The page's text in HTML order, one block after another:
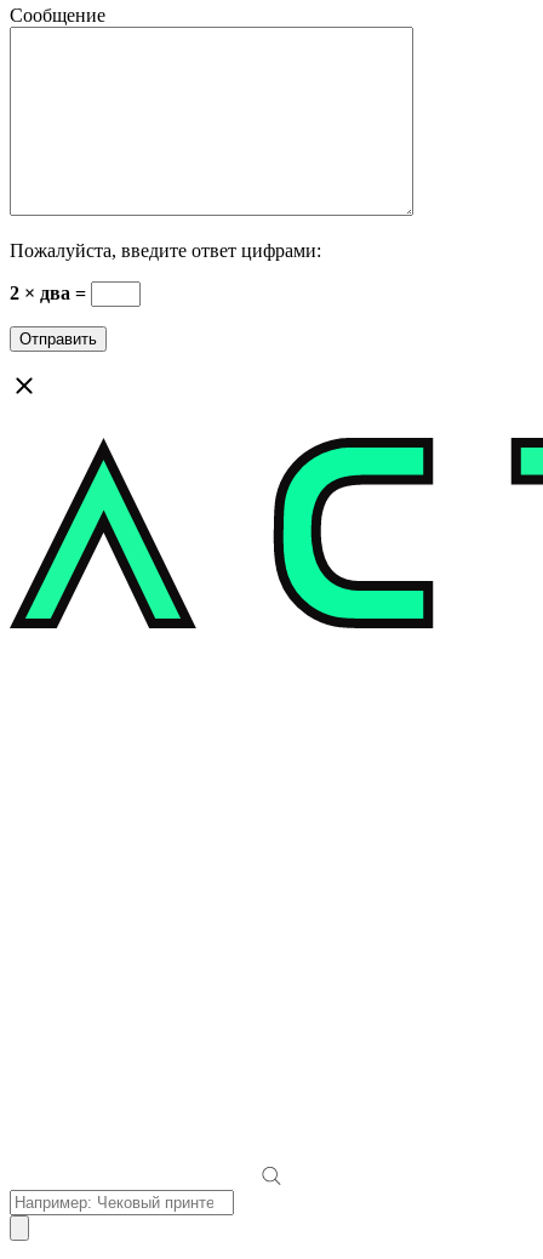
Сообщение
Пожалуйста, введите ответ цифрами:
2 × два =
Поиск
товаров